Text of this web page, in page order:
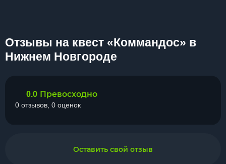
Отзывы на квест «Коммандос» в
Нижнем Новгороде
0.0 Превосходно
0 отзывов, 0 оценок
Оставить свой отзыв